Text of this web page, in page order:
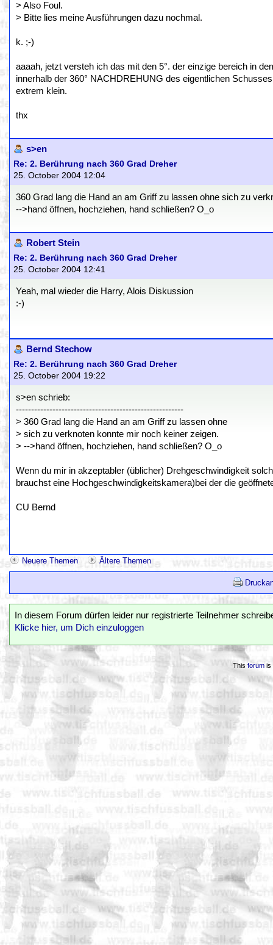
> Also Foul.
> Bitte lies meine Ausführungen dazu nochmal.
k. ;-)
aaaah, jetzt versteh ich das mit den 5°. der einzige bereich in
innerhalb der 360° NACHDREHUNG des eigentlichen
extrem klein.
thx
s>en
Re: 2. Berührung nach 360 Grad Dreher
25. October 2004 12:04
360 Grad lang die Hand an am Griff zu lassen ohne sich zu
-->hand öffnen, hochziehen, hand schließen? O_o
Robert Stein
Re: 2. Berührung nach 360 Grad Dreher
25. October 2004 12:41
Yeah, mal wieder die Harry, Alois Diskussion
:-)
Bernd Stechow
Re: 2. Berührung nach 360 Grad Dreher
25. October 2004 19:22
s>en schrieb:
-------------------------------------------------------
> 360 Grad lang die Hand an am Griff zu lassen ohne
> sich zu verknoten konnte mir noch keiner zeigen.
> -->hand öffnen, hochziehen, hand schließen? O_o
Wenn du mir in akzeptabler (üblicher) Drehgeschwindigkeit
brauchst eine Hochgeschwindigkeitskamera)bei der die
CU Bernd
Neuere Themen Ältere Themen
In diesem Forum dürfen leider nur registrierte Teilnehmer
Klicke hier, um Dich einzuloggen
This forumis